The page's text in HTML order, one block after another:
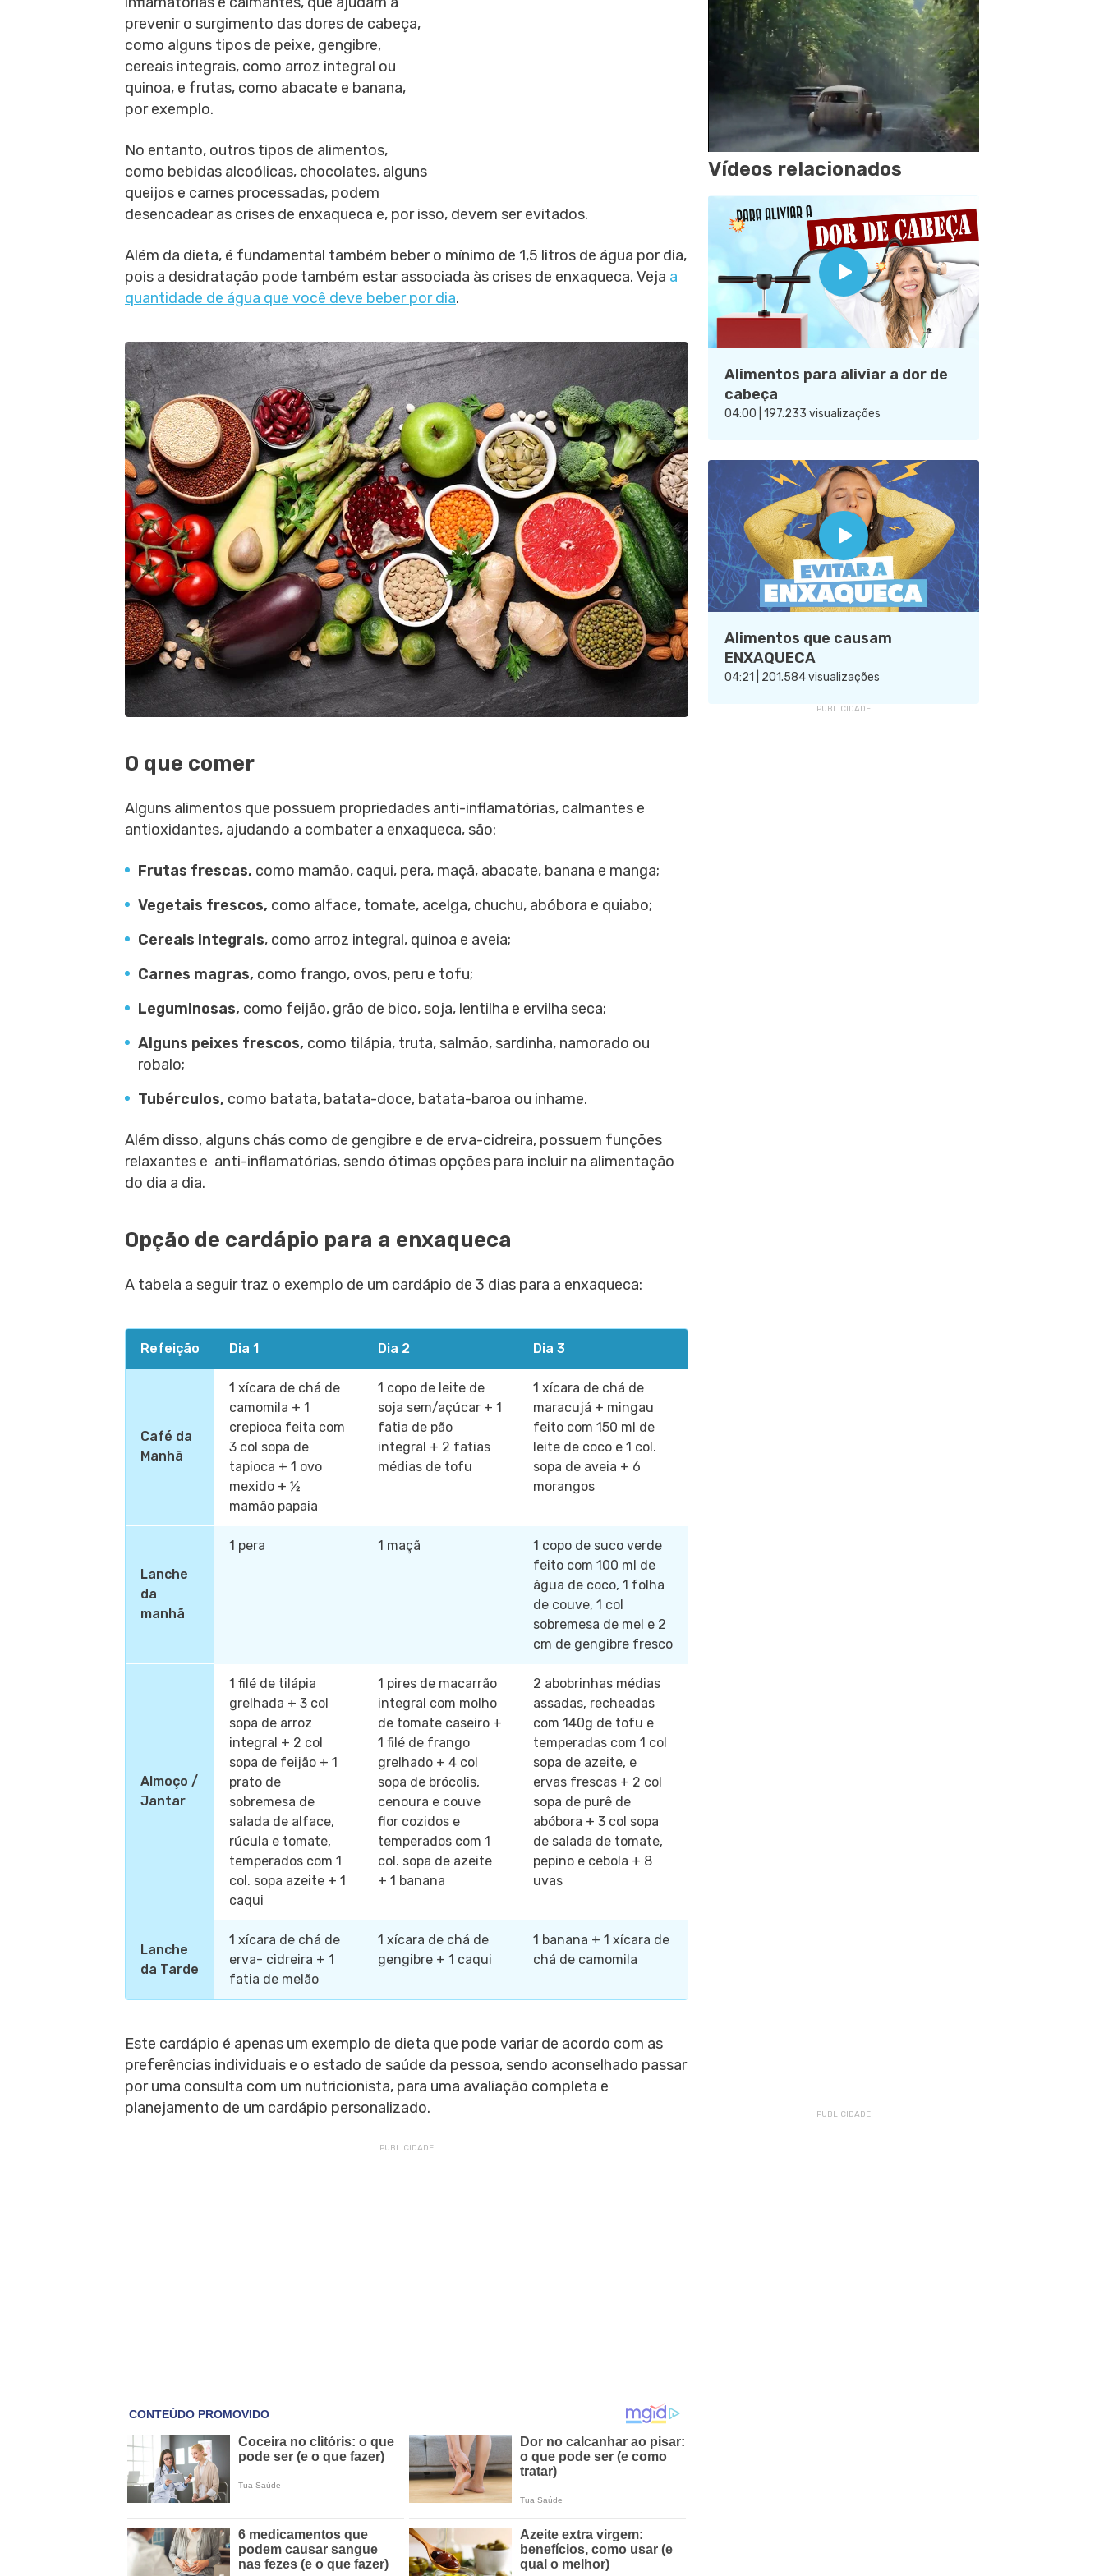
prevenir o surgimento das dores de cabeça,
como alguns tipos de peixe, gengibre,
cereais integrais, como arroz integral ou
quinoa, e frutas, como abacate e banana,
por exemplo.
No entanto, outros tipos de alimentos,
como bebidas alcoólicas, chocolates, alguns
queijos e carnes processadas, podem
desencadear as crises de enxaqueca e, por isso, devem ser evitados.
Além da dieta, é fundamental também beber o mínimo de 1,5 litros de água por dia,
pois a desidratação pode também estar associada às crises de enxaqueca. Veja a
quantidade de água que você deve beber por dia.
O que comer
Alguns alimentos que possuem propriedades anti-inflamatórias, calmantes e
antioxidantes, ajudando a combater a enxaqueca, são:
Frutas frescas, como mamão, caqui, pera, maçã, abacate, banana e manga;
Vegetais frescos, como alface, tomate, acelga, chuchu, abóbora e quiabo;
Cereais integrais, como arroz integral, quinoa e aveia;
Carnes magras, como frango, ovos, peru e tofu;
Leguminosas, como feijão, grão de bico, soja, lentilha e ervilha seca;
Alguns peixes frescos, como tilápia, truta, salmão, sardinha, namorado ou
robalo;
Tubérculos, como batata, batata-doce, batata-baroa ou inhame.
Além disso, alguns chás como de gengibre e de erva-cidreira, possuem funções
relaxantes e anti-inflamatórias, sendo ótimas opções para incluir na alimentação
do dia a dia.
Opção de cardápio para a enxaqueca
A tabela a seguir traz o exemplo de um cardápio de 3 dias para a enxaqueca:
Refeição Dia 1 Dia 2 Dia 3
Café da
Manhã
1 xícara de chá de
camomila + 1
crepioca feita com
3 col sopa de
tapioca + 1 ovo
mexido + ½
mamão papaia
1 copo de leite de
soja sem/açúcar + 1
fatia de pão
integral + 2 fatias
médias de tofu
1 xícara de chá de
maracujá + mingau
feito com 150 ml de
leite de coco e 1 col.
sopa de aveia + 6
morangos
Lanche
da
manhã
1 pera 1 maçã
1 copo de suco verde
feito com 100 ml de
água de coco, 1 folha
de couve, 1 col
sobremesa de mel e 2
cm de gengibre fresco
Almoço /
Jantar
1 filé de tilápia
grelhada + 3 col
sopa de arroz
integral + 2 col
sopa de feijão + 1
prato de
sobremesa de
salada de alface,
rúcula e tomate,
temperados com 1
col. sopa azeite + 1
caqui
1 pires de macarrão
integral com molho
de tomate caseiro +
1 filé de frango
grelhado + 4 col
sopa de brócolis,
cenoura e couve
flor cozidos e
temperados com 1
col. sopa de azeite
+ 1 banana
2 abobrinhas médias
assadas, recheadas
com 140g de tofu e
temperadas com 1 col
sopa de azeite, e
ervas frescas + 2 col
sopa de purê de
abóbora + 3 col sopa
de salada de tomate,
pepino e cebola + 8
uvas
Lanche
da Tarde
1 xícara de chá de
erva- cidreira + 1
fatia de melão
1 xícara de chá de
gengibre + 1 caqui
1 banana + 1 xícara de
chá de camomila
Este cardápio é apenas um exemplo de dieta que pode variar de acordo com as
preferências individuais e o estado de saúde da pessoa, sendo aconselhado passar
por uma consulta com um nutricionista, para uma avaliação completa e
planejamento de um cardápio personalizado.
Vídeos relacionados
Alimentos para aliviar a dor de
cabeça
04:00 | 197.233 visualizações
Alimentos que causam
ENXAQUECA
04:21 | 201.584 visualizações